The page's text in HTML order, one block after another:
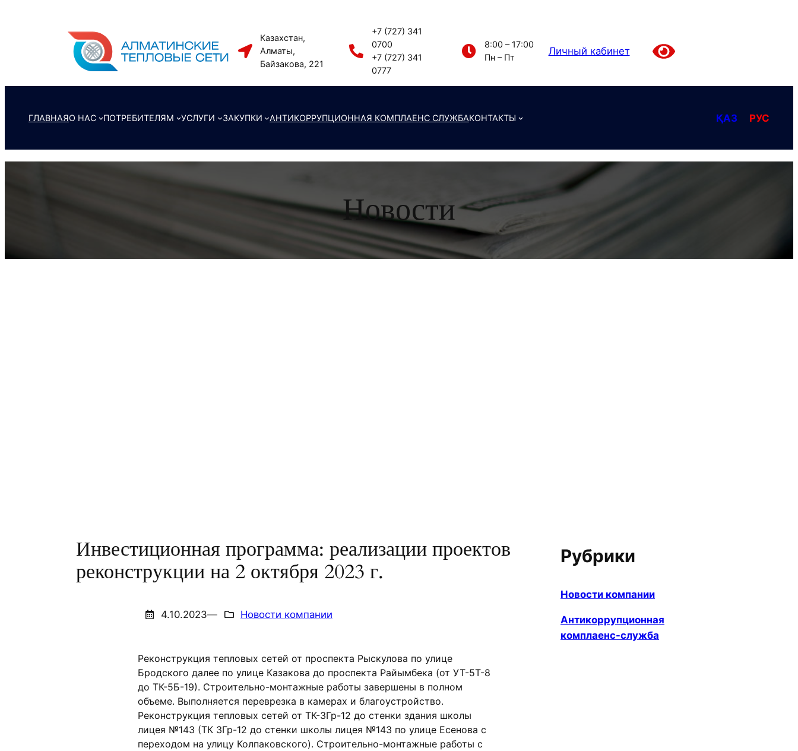
Казахстан,
Алматы,
Байзакова, 221
+7 (727) 341
0700
+7 (727) 341
0777
8:00 – 17:00
Пн – Пт
Личный кабинет
ГЛАВНАЯО НАС ПОТРЕБИТЕЛЯМ УСЛУГИ ЗАКУПКИ АНТИКОРРУПЦИОННАЯ КОМПЛАЕНС СЛУЖБАКОНТАКТЫ ҚАЗ РУС
Новости
Инвестиционная программа: реализации проектов
реконструкции на 2 октября 2023 г.
4.10.2023— Новости компании
Реконструкция тепловых сетей от проспекта Рыскулова по улице
Бродского далее по улице Казакова до проспекта Райымбека (от УТ-5Т-8
до ТК-5Б-19). Строительно-монтажные работы завершены в полном
объеме. Выполняется переврезка в камерах и благоустройство.
Реконструкция тепловых сетей от ТК-3Гр-12 до стенки здания школы
лицея №143 (ТК 3Гр-12 до стенки школы лицея №143 по улице Есенова с
переходом на улицу Колпаковского). Строительно-монтажные работы с
Рубрики
Новости компании
Антикоррупционная
комплаенс-служба